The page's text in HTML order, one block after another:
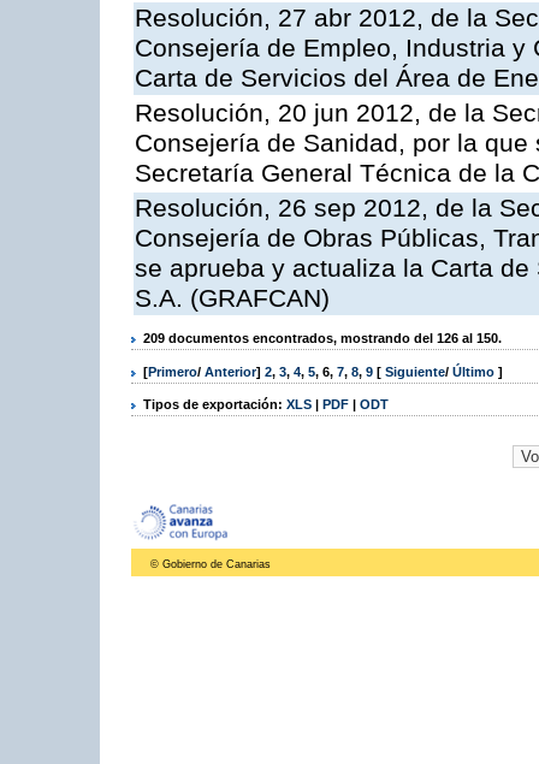
Resolución, 27 abr 2012, de la
Consejería de Empleo, Industria
Carta de Servicios del Área de
Resolución, 20 jun 2012, de la
Consejería de Sanidad, por la
Secretaría General Técnica de la
Resolución, 26 sep 2012, de la
Consejería de Obras Públicas,
se aprueba y actualiza la Carta
S.A. (GRAFCAN)
209 documentos encontrados, mostrando del 126 al 150.
[Primero/ Anterior] 2, 3, 4, 5, 6, 7, 8, 9 [ Siguiente/ Último ]
Tipos de exportación: XLS | PDF | ODT
© Gobierno de Canarias